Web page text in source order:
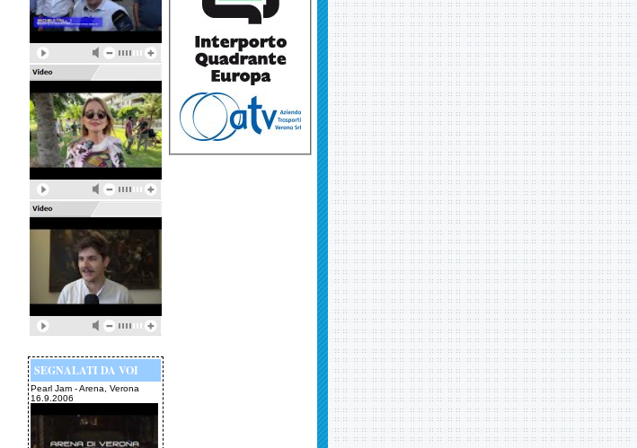
SEGNALATI DA VOI
Pearl Jam - Arena, Verona
16.9.2006